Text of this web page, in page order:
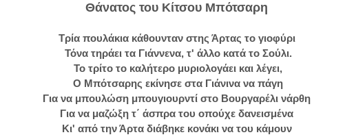
Θάνατος του Κίτσου Μπότσαρη
Τρία πουλάκια κάθουνταν στης Άρτας το γιοφύρι
Τόνα τηράει τα Γιάννενα, τ' άλλο κατά το Σούλι.
Το τρίτο το καλήτερο μυριολογάει και λέγει,
Ο Μπότσαρης εκίνησε στα Γιάνινα να πάγη
Για να μπουλώση μπουγιουρντί στο Βουργαρέλι νάρθη
Για να μαζώξη τ΄ άσπρα του οπούχε δανεισμένα
Κι' από την Άρτα διάβηκε κονάκι να του κάμουν